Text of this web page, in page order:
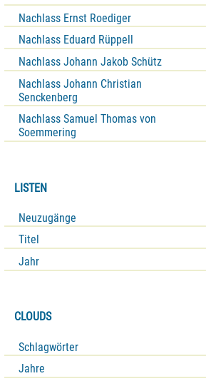
Nachlass Ernst Roediger
Nachlass Eduard Rüppell
Nachlass Johann Jakob Schütz
Nachlass Johann Christian
Senckenberg
Nachlass Samuel Thomas von
Soemmering
LISTEN
Neuzugänge
Titel
Jahr
CLOUDS
Schlagwörter
Jahre